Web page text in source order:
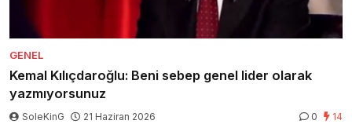
GENEL
Kemal Kılıçdaroğlu: Beni sebep genel lider olarak
yazmıyorsunuz
SoleKinG 21 Haziran 2026 0 14